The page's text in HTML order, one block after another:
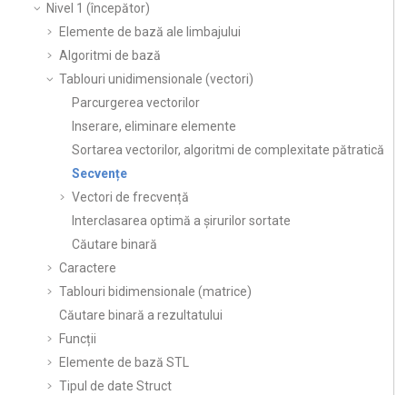
Nivel 1 (începător)
Elemente de bază ale limbajului
Algoritmi de bază
Tablouri unidimensionale (vectori)
Parcurgerea vectorilor
Inserare, eliminare elemente
Sortarea vectorilor, algoritmi de complexitate pătratică
Secvențe
Vectori de frecvență
Interclasarea optimă a șirurilor sortate
Căutare binară
Caractere
Tablouri bidimensionale (matrice)
Căutare binară a rezultatului
Funcții
Elemente de bază STL
Tipul de date Struct